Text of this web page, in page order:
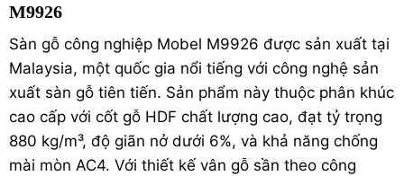
M9926
Sàn gỗ công nghiệp Mobel M9926 được sản xuất tại
Malaysia, một quốc gia nổi tiếng với công nghệ sản
xuất sàn gỗ tiên tiến. Sản phẩm này thuộc phân khúc
cao cấp với cốt gỗ HDF chất lượng cao, đạt tỷ trọng
880 kg/m³, độ giãn nở dưới 6%, và khả năng chống
mài mòn AC4. Với thiết kế vân gỗ sần theo công